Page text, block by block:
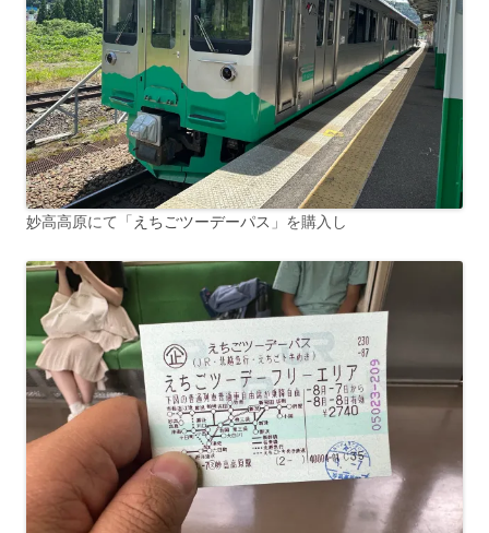
妙高高原にて「えちごツーデーパス 」を購入し